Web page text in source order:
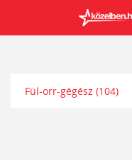
Fül-orr-gégész (104)